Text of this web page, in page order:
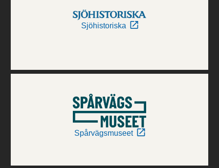
Sjöhistoriska
Spårvägsmuseet